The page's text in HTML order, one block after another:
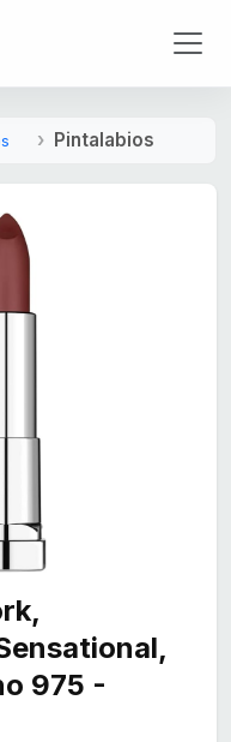
Pintalabios
975 -